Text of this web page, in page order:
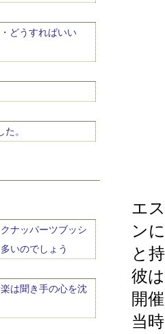
どうすればいい
。
ナッパーツブッシ
いのでしょう
は聞き手の心を沈
エ
ン
と
彼
開
当